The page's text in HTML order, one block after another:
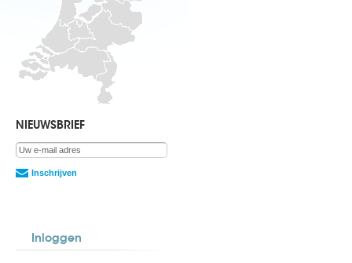
NIEUWSBRIEF
Inschrijven
Inloggen